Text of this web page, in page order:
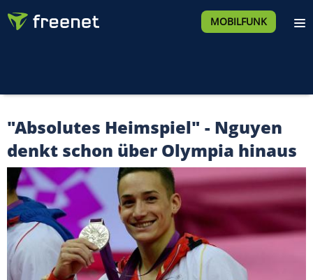
MOBILFUNK
"Absolutes Heimspiel" - Nguyen
denkt schon über Olympia hinaus